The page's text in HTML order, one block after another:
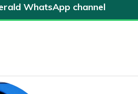
WhatsApp channel